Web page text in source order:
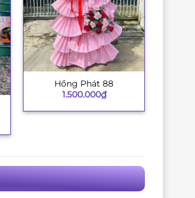
Hồng Phát 88
1.500.000₫